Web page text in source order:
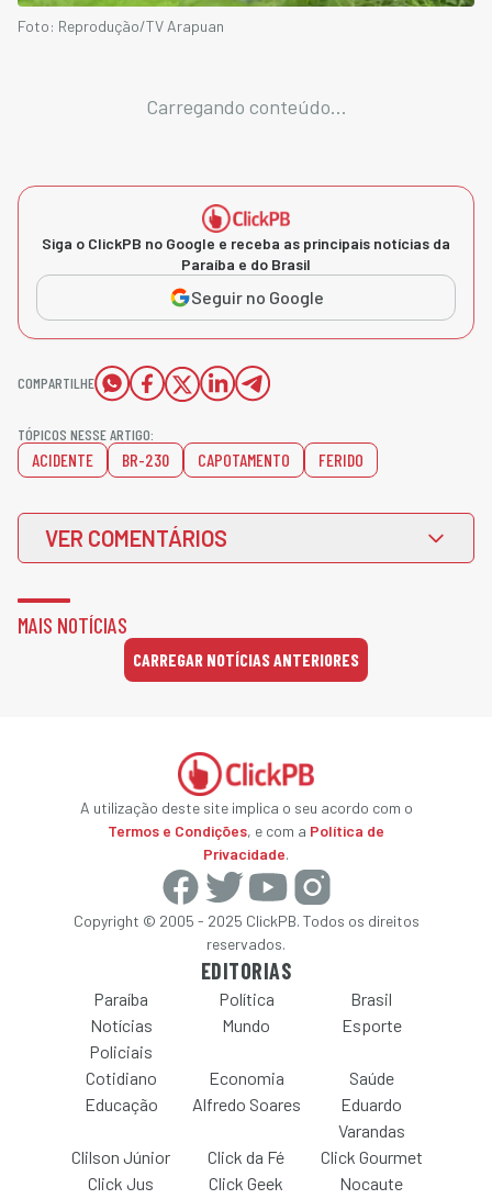
Foto: Reprodução/TV Arapuan
Carregando conteúdo...
Siga o ClickPB no Google e receba as principais notícias da
Paraíba e do Brasil
Seguir no Google
COMPARTILHE
TÓPICOS NESSE ARTIGO:
ACIDENTE BR-230 CAPOTAMENTO FERIDO
VER COMENTÁRIOS
MAIS NOTÍCIAS
CARREGAR NOTÍCIAS ANTERIORES
A utilização deste site implica o seu acordo com o
Termos e Condições, e com a Política de
Privacidade.
Copyright © 2005 - 2025 ClickPB. Todos os direitos
reservados.
EDITORIAS
Paraíba Política
Brasil
Notícias
Policiais
Mundo Esporte
Cotidiano Economia
Saúde
Educação
Alfredo Soares
Eduardo
Varandas
Clilson Júnior
Click da Fé
Click Gourmet
Click Jus
Click Geek Nocaute